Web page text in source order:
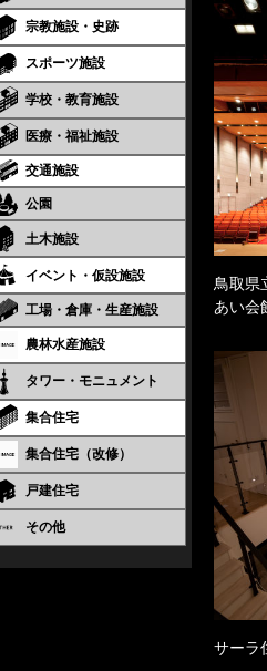
宗教施設・史跡
スポーツ施設
学校・教育施設
医療・福祉施設
交通施設
公園
土木施設
イベント・仮設施設
工場・倉庫・生産施設
農林水産施設
タワー・モニュメント
集合住宅
集合住宅（改修）
戸建住宅
その他
鳥取県
あい会
サーラ